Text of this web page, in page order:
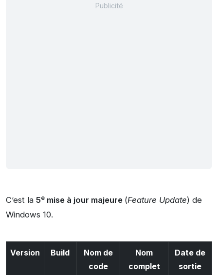
C’est la 5e mise à jour majeure (Feature Update) de
Windows 10.
Version Build
Nom de
code
Nom
complet
Date de
sortie